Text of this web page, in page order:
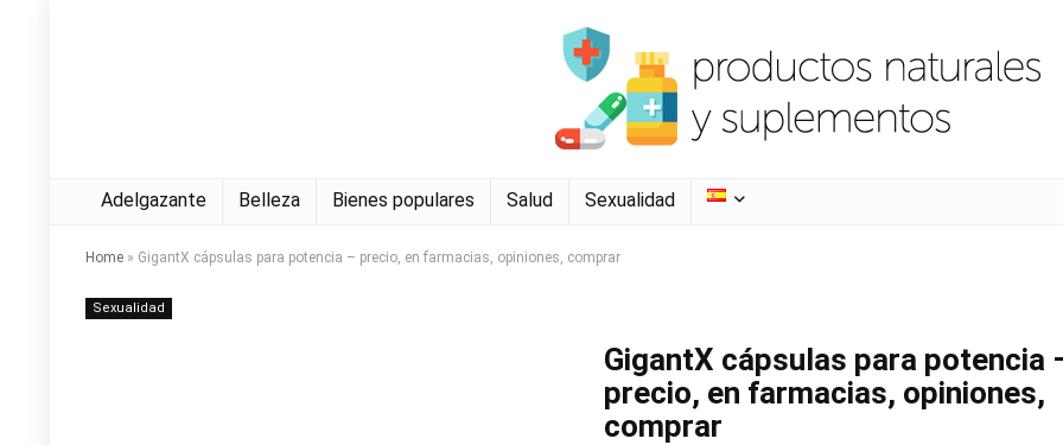
Adelgazante Belleza Bienes populares Salud Sexualidad
Home » GigantX cápsulas para potencia – precio, en farmacias, opiniones, comprar
Sexualidad
GigantX cápsulas para potencia
precio, en farmacias, opiniones,
comprar